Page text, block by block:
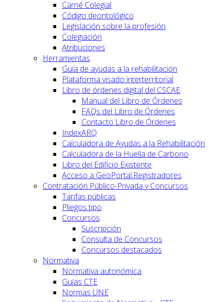
Carné Colegial
Código deontológico
Legislación sobre la profesión
Colegiación
Atribuciones
Herramientas
Guía de ayudas a la rehabilitación
Plataforma visado interterritorial
Libro de órdenes digital del CSCAE
Manual del Libro de Órdenes
FAQs del Libro de Órdenes
Contacto Libro de Órdenes
IndexARQ
Calculadora de Ayudas a la Rehabilitación
Calculadora de la Huella de Carbono
Libro del Edificio Existente
Acceso a GeoPortal.Registradores
Contratación Público-Privada y Concursos
Tarifas públicas
Pliegos tipo
Concursos
Suscripción
Consulta de Concursos
Concursos destacados
Normativa
Normativa autonómica
Guías CTE
Normas UNE